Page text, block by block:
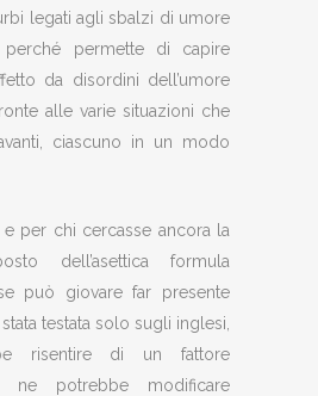
legati agli sbalzi di umore
perché permette di capire
da disordini dell’umore
alle varie situazioni che
ciascuno in un modo
per chi cercasse ancora la
dell’asettica formula
può giovare far presente
testata solo sugli inglesi,
risentire di un fattore
ne potrebbe modificare